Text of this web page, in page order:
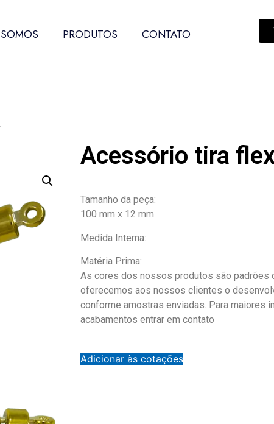
PRODUTOS CONTATO
Acessório tira
Tamanho da peça:
100 mm x 12 mm
Medida Interna:
Matéria Prima:
As cores dos nossos produtos são padrões
oferecemos aos nossos clientes o
conforme amostras enviadas. Para maiores
acabamentos entrar em contato
Adicionar às cotações